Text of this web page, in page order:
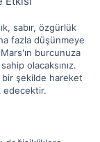
sabır, özgürlük
fazla düşünmeye
burcunuza
olacaksınız.
bir şekilde hareket
edecektir.